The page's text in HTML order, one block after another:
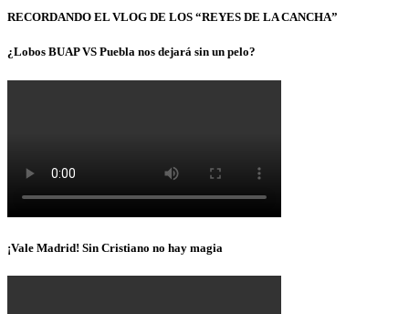
RECORDANDO EL VLOG DE LOS “REYES DE LA CANCHA”
¿Lobos BUAP VS Puebla nos dejará sin un pelo?
¡Vale Madrid! Sin Cristiano no hay magia